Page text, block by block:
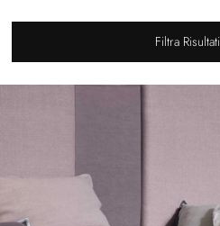
Filtra Risultati